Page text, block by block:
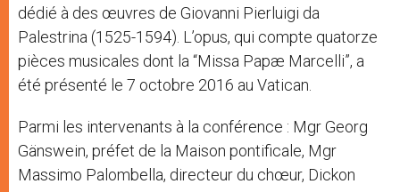
dédié à des œuvres de Giovanni Pierluigi da
Palestrina (1525-1594). L’opus, qui compte quatorze
pièces musicales dont la “Missa Papæ Marcelli”, a
été présenté le 7 octobre 2016 au Vatican.
Parmi les intervenants à la conférence : Mgr Georg
Gänswein, préfet de la Maison pontificale, Mgr
Massimo Palombella, directeur du chœur, Dickon